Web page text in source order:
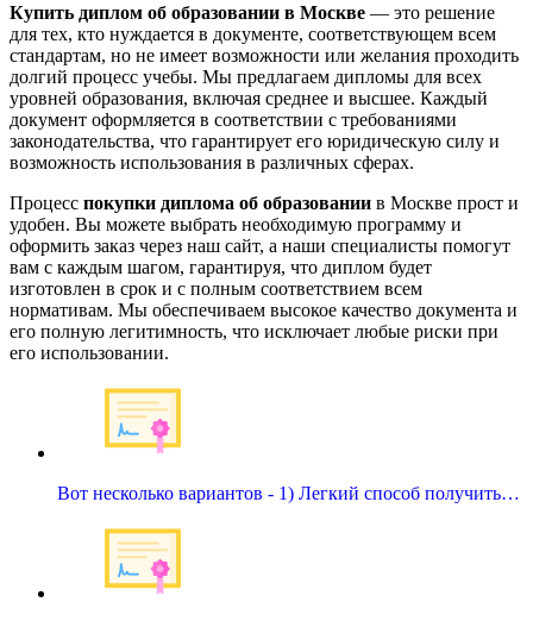
Купить диплом об образовании в Москве — это решение
для тех, кто нуждается в документе, соответствующем всем
стандартам, но не имеет возможности или желания проходить
долгий процесс учебы. Мы предлагаем дипломы для всех
уровней образования, включая среднее и высшее. Каждый
документ оформляется в соответствии с требованиями
законодательства, что гарантирует его юридическую силу и
возможность использования в различных сферах.
Процесс покупки диплома об образовании в Москве прост и
удобен. Вы можете выбрать необходимую программу и
оформить заказ через наш сайт, а наши специалисты помогут
вам с каждым шагом, гарантируя, что диплом будет
изготовлен в срок и с полным соответствием всем
нормативам. Мы обеспечиваем высокое качество документа и
его полную легитимность, что исключает любые риски при
его использовании.
Вот несколько вариантов - 1) Легкий способ получить…